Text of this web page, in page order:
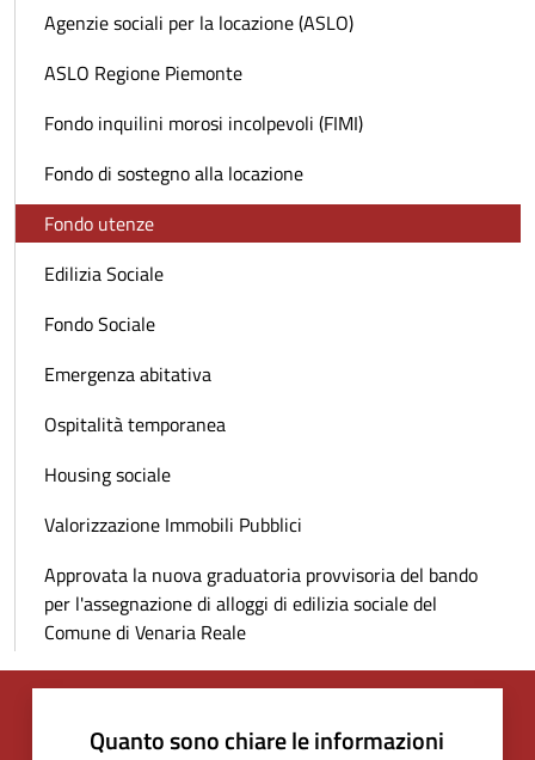
Agenzie sociali per la locazione (ASLO)
ASLO Regione Piemonte
Fondo inquilini morosi incolpevoli (FIMI)
Fondo di sostegno alla locazione
Fondo utenze
Edilizia Sociale
Fondo Sociale
Emergenza abitativa
Ospitalità temporanea
Housing sociale
Valorizzazione Immobili Pubblici
Approvata la nuova graduatoria provvisoria del bando
per l'assegnazione di alloggi di edilizia sociale del
Comune di Venaria Reale
Quanto sono chiare le informazioni